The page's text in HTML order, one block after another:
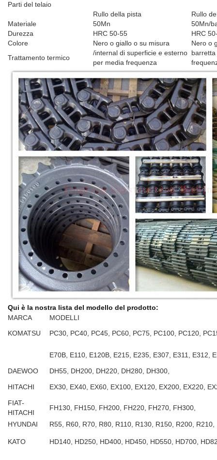
Parti del telaio
Rullo della pista
Rullo
Materiale
50Mn
50Mn/
Durezza
HRC 50-55
HRC
Colore
Nero o giallo o su misura
Nero o
Trattamento termico
/internal di superficie e esterno
per media frequenza
Qui è la nostra lista del modello del prodotto:
MARCA
MODELLI
KOMATSU
PC30, PC40, PC45, PC60, PC75, PC100, PC120,
E70B, E110, E120B, E215, E235, E307, E311, E312,
DAEWOO DH55, DH200, DH220, DH280, DH300,
HITACHI EX30, EX40, EX60, EX100, EX120, EX200, EX220,
FIAT-
HITACHI
FH130, FH150, FH200, FH220, FH270, FH300,
HYUNDAI R55, R60, R70, R80, R110, R130, R150, R200, R210,
KATO HD140, HD250, HD400, HD450, HD550, HD700,